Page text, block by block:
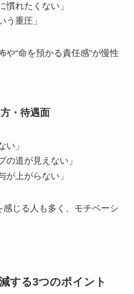
慣れたくない」
う重圧」
“命を預かる責任感”が慢性
・待遇面
い」
の道が見えない」
が上がらない」
感じる人も多く、モチベーシ
する3つのポイント